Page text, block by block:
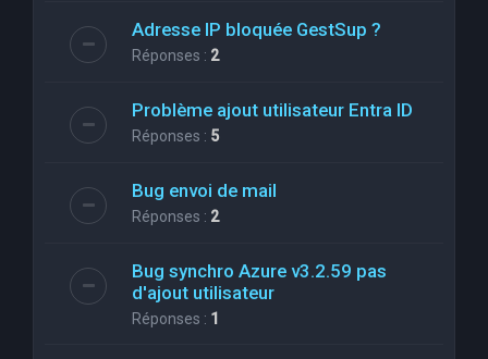
Adresse IP bloquée GestSup ?
Réponses : 2
Problème ajout utilisateur Entra ID
Réponses : 5
Bug envoi de mail
Réponses : 2
Bug synchro Azure v3.2.59 pas
d'ajout utilisateur
Réponses : 1